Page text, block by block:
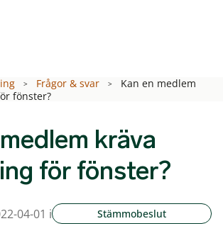
Frågor & svar
Kan en medlem
fönster?
kräva
för fönster?
04-01 i Stämmobeslut